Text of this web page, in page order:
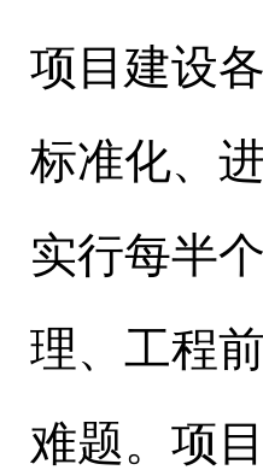
项目建设
标准化、
实行每半
理、工程
难题。项